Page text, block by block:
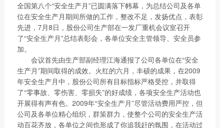
务网络，在国内建立了
12个商用车系统部/驻外
销售大区、18个通机大
区驻外销售大区、13个
船电驻外营销中心、5个
玉柴芯蓝驻外销售大区、
31个服务与后市场驻外
市场部、6400多家服务
站、6000多家配件销售
网点；在亚洲、美洲、非
拥有20多家全资、控
股、参股二级子公司，涉
及发动机制造及其产业
链、物流及供应链服务，
新能源产业及相关服务等
三大产业板块，在广西、
广东、江苏、安徽、湖
北、重庆、辽宁等地均有
产业基地布局。
了解更多
全国第八个“安全生产月”已圆满落下帏幕，为总结公司及各单
位在安全生产月期间所做的工作，整改不足，发扬优点，表彰
先进，7月8日，股份公司生产部在一发厂重机会议室召开
了“安全生产月”总结表彰会，各单位安全主管领导、安全员参
加。
会议首先由生产部副经理江海通报了公司各单位在“安全
生产月”期间取得的成效。火红的六月，丰硕的成果，在2009
年安全生产月中，股份公司所有目标指标严格受控，并取得
了“零事故、零伤害、零损失”的好成绩，各项安全生产活动也
开展得有声有色。2009年“安全生产月”尽管活动费用严控，但
公司及各单位精心组织，群策群力，使整个公司的安全生产活
动百花齐放，各单位之间也形成了你追我赶的氛围，在活动过